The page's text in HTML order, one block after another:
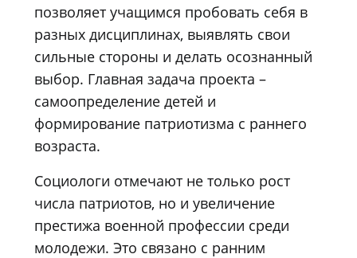
позволяет учащимся пробовать себя в
разных дисциплинах, выявлять свои
сильные стороны и делать осознанный
выбор. Главная задача проекта –
самоопределение детей и
формирование патриотизма с раннего
возраста.
Социологи отмечают не только рост
числа патриотов, но и увеличение
престижа военной профессии среди
молодежи. Это связано с ранним